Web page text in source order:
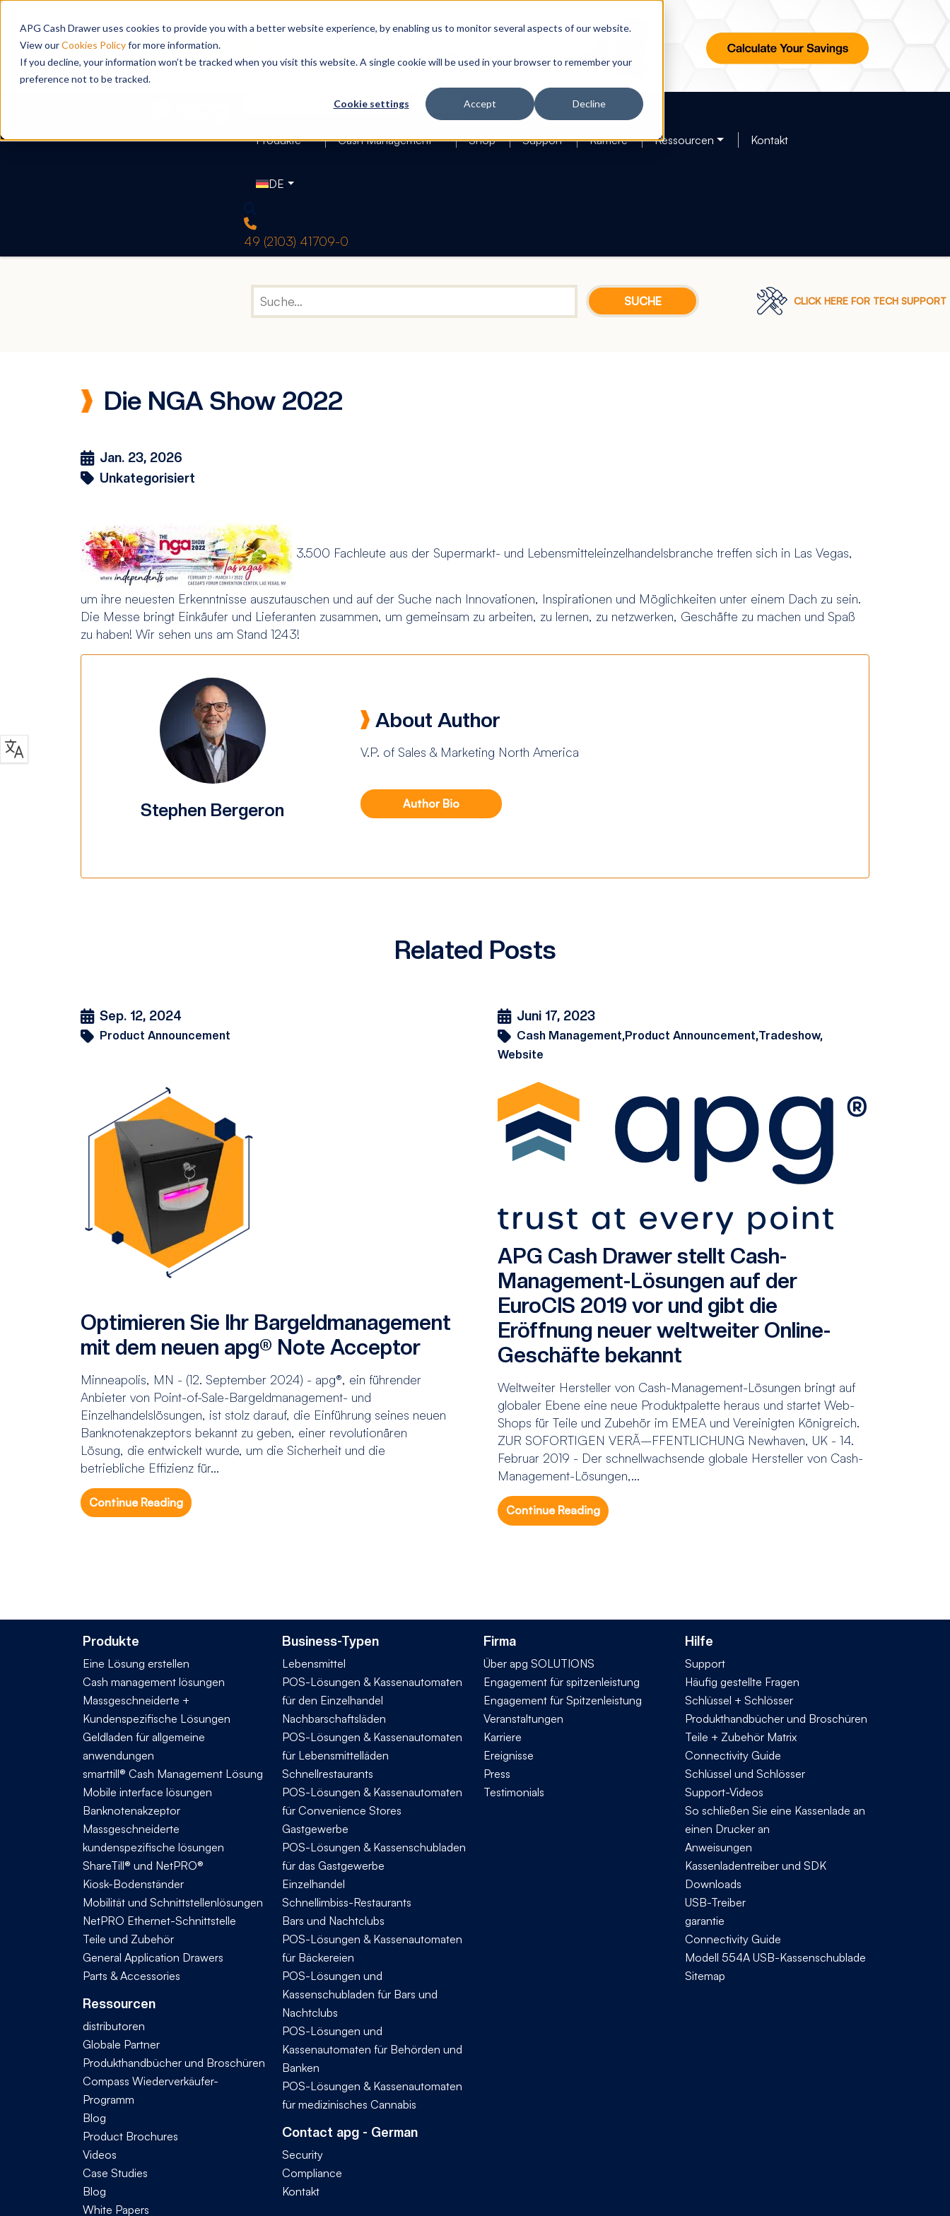
APG Cash Drawer uses cookies to provide you with a better website experience, by enabling us to monitor several aspects of our website.
View ourCookies Policyfor more information.
If you decline, your information won’t be tracked when you visit this website. A single cookie will be used in your browser to remember your
preference not to be tracked.
Cookie settings Accept Decline
Search
Produkte Cash Management Shop Support Karriere Ressourcen Kontakt
DE
49 (2103) 41709-0
CLICK HERE FOR TECH SUPPORT
Die NGA Show 2022
Jan. 23, 2026
Unkategorisiert
3.500 Fachleute aus der Supermarkt- und Lebensmitteleinzelhandelsbranche treffen sich in Las Vegas,
um ihre neuesten Erkenntnisse auszutauschen und auf der Suche nach Innovationen, Inspirationen und Möglichkeiten unter einem Dach zu sein.
Die Messe bringt Einkäufer und Lieferanten zusammen, um gemeinsam zu arbeiten, zu lernen, zu netzwerken, Geschäfte zu machen und Spaß
zu haben! Wir sehen uns am Stand 1243!
Stephen Bergeron
About Author
V.P. of Sales & Marketing North America
Author Bio
Related Posts
Sep. 12, 2024
Product Announcement
Optimieren Sie Ihr Bargeldmanagement
mit dem neuen apg® Note Acceptor
Minneapolis, MN - (12. September 2024) - apg®, ein führender
Anbieter von Point-of-Sale-Bargeldmanagement- und
Einzelhandelslösungen, ist stolz darauf, die Einführung seines neuen
Banknotenakzeptors bekannt zu geben, einer revolutionären
Lösung, die entwickelt wurde, um die Sicherheit und die
betriebliche Effizienz für...
Continue Reading
Juni 17, 2023
Cash Management,Product Announcement,Tradeshow,
Website
APG Cash Drawer stellt Cash-
Management-Lösungen auf der
EuroCIS 2019 vor und gibt die
Eröffnung neuer weltweiter Online-
Geschäfte bekannt
Weltweiter Hersteller von Cash-Management-Lösungen bringt auf
globaler Ebene eine neue Produktpalette heraus und startet Web-
Shops für Teile und Zubehör im EMEA und Vereinigten Königreich.
ZUR SOFORTIGEN VERÃ–FFENTLICHUNG Newhaven, UK - 14.
Februar 2019 - Der schnellwachsende globale Hersteller von Cash-
Management-Lösungen,...
Continue Reading
Produkte
Eine Lösung erstellen
Cash management lösungen
Massgeschneiderte +
Kundenspezifische Lösungen
Geldladen für allgemeine
anwendungen
smarttill® Cash Management Lösung
Mobile interface lösungen
Banknotenakzeptor
Massgeschneiderte
kundenspezifische lösungen
ShareTill® und NetPRO®
Kiosk-Bodenständer
Mobilität und Schnittstellenlösungen
NetPRO Ethernet-Schnittstelle
Teile und Zubehör
General Application Drawers
Parts & Accessories
Ressourcen
distributoren
Globale Partner
Produkthandbücher und Broschüren
Compass Wiederverkäufer-
Programm
Blog
Product Brochures
Videos
Case Studies
Blog
White Papers
Business-Typen
Lebensmittel
POS-Lösungen & Kassenautomaten
für den Einzelhandel
Nachbarschaftsläden
POS-Lösungen & Kassenautomaten
für Lebensmittelläden
Schnellrestaurants
POS-Lösungen & Kassenautomaten
für Convenience Stores
Gastgewerbe
POS-Lösungen & Kassenschubladen
für das Gastgewerbe
Einzelhandel
Schnellimbiss-Restaurants
Bars und Nachtclubs
POS-Lösungen & Kassenautomaten
für Bäckereien
POS-Lösungen und
Kassenschubladen für Bars und
Nachtclubs
POS-Lösungen und
Kassenautomaten für Behörden und
Banken
POS-Lösungen & Kassenautomaten
für medizinisches Cannabis
Contact apg - German
Security
Compliance
Kontakt
Firma
Über apg SOLUTIONS
Engagement für spitzenleistung
Engagement für Spitzenleistung
Veranstaltungen
Karriere
Ereignisse
Press
Testimonials
Hilfe
Support
Häufig gestellte Fragen
Schlüssel + Schlösser
Produkthandbücher und Broschüren
Teile + Zubehör Matrix
Connectivity Guide
Schlüssel und Schlösser
Support-Videos
So schließen Sie eine Kassenlade an
einen Drucker an
Anweisungen
Kassenladentreiber und SDK
Downloads
USB-Treiber
garantie
Connectivity Guide
Modell 554A USB-Kassenschublade
Sitemap